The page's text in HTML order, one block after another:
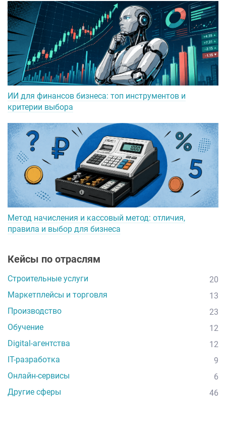
ИИ для финансов бизнеса: топ инструментов и
критерии выбора
Метод начисления и кассовый метод: отличия,
правила и выбор для бизнеса
Кейсы по отраслям
Строительные услуги
20
Маркетплейсы и торговля
13
Производство
23
Обучение
12
Digital-агентства
12
IT-разработка
9
Онлайн-сервисы
6
Другие сферы
46